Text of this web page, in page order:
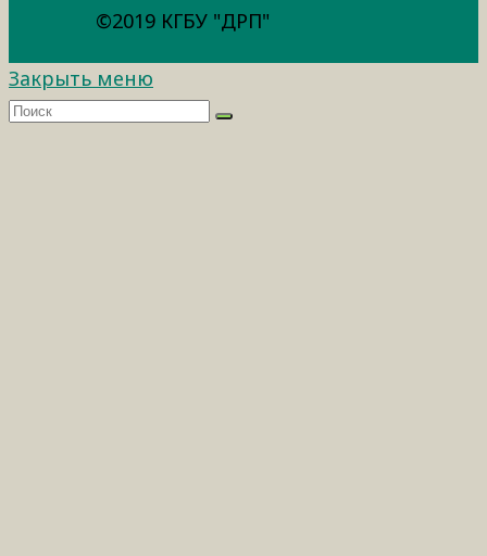
©2019 КГБУ "ДРП"
Закрыть меню